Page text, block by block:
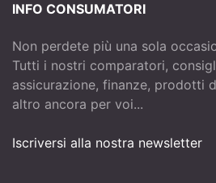
INFO CONSUMATORI
Non perdete più una sola
Tutti i nostri comparatori,
assicurazione, finanze, prodotti
altro ancora per voi...
Iscriversi alla nostra newsletter